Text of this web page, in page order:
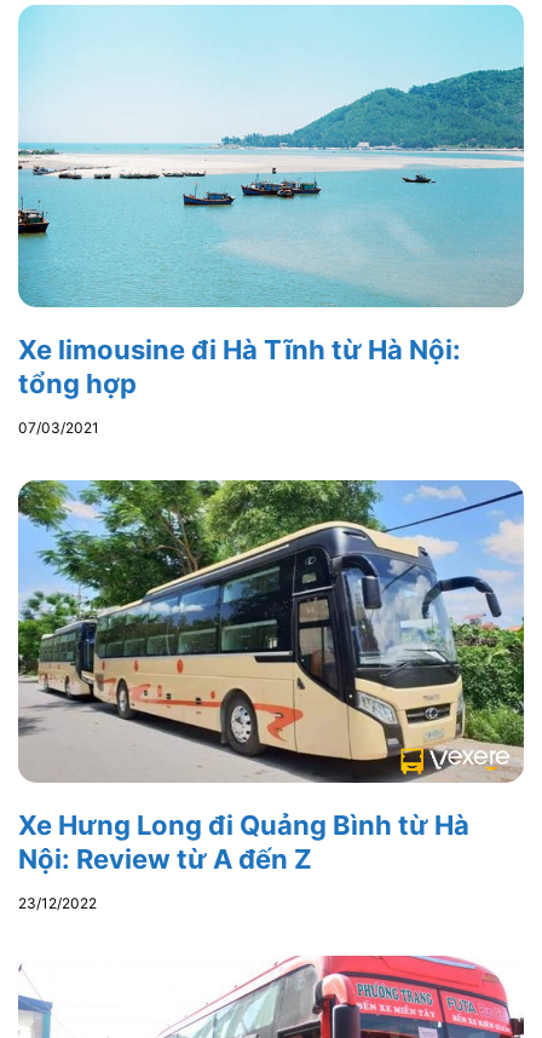
Xe limousine đi Hà Tĩnh từ Hà Nội:
tổng hợp
07/03/2021
Xe Hưng Long đi Quảng Bình từ Hà
Nội: Review từ A đến Z
23/12/2022